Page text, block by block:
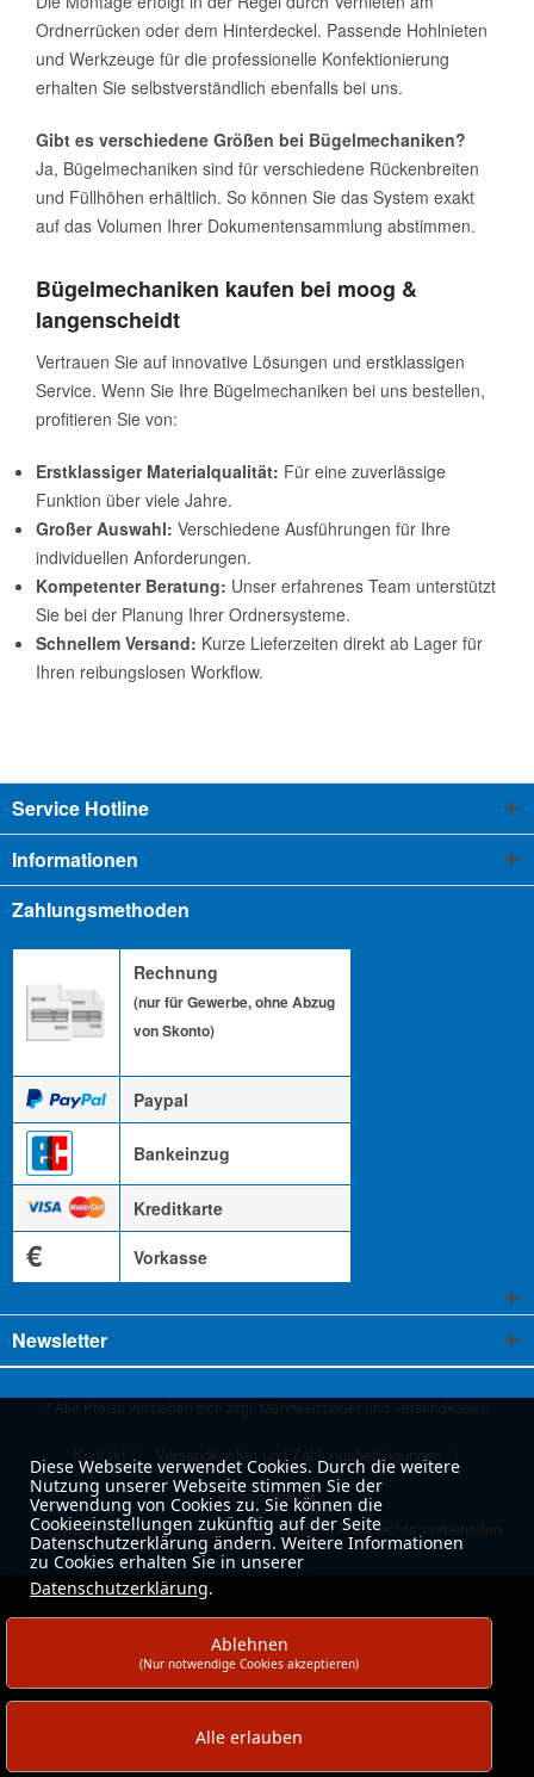
Ordnerrücken oder dem Hinterdeckel. Passende Hohlnieten
und Werkzeuge für die professionelle Konfektionierung
erhalten Sie selbstverständlich ebenfalls bei uns.
Gibt es verschiedene Größen bei Bügelmechaniken?
Ja, Bügelmechaniken sind für verschiedene Rückenbreiten
und Füllhöhen erhältlich. So können Sie das System exakt
auf das Volumen Ihrer Dokumentensammlung abstimmen.
Bügelmechaniken kaufen bei moog &
langenscheidt
Vertrauen Sie auf innovative Lösungen und erstklassigen
Service. Wenn Sie Ihre Bügelmechaniken bei uns bestellen,
profitieren Sie von:
Erstklassiger Materialqualität: Für eine zuverlässige
Funktion über viele Jahre.
Großer Auswahl: Verschiedene Ausführungen für Ihre
individuellen Anforderungen.
Kompetenter Beratung: Unser erfahrenes Team unterstützt
Sie bei der Planung Ihrer Ordnersysteme.
Schnellem Versand: Kurze Lieferzeiten direkt ab Lager für
Ihren reibungslosen Workflow.
Service Hotline
Informationen
Zahlungsmethoden
Rechnung
(nur für Gewerbe, ohne Abzug
von Skonto)
Paypal
Bankeinzug
Kreditkarte
€ Vorkasse
Newsletter
* Alle Preise verstehen sich zzgl. Mehrwertsteuer und Versandkosten
Kontakt
Versandkosten und Zahlungsbedingungen
Widerrufsrecht
Copyright © moog & langenscheidt GmbH - Alle Rechte vorbehalten
Diese Webseite verwendet Cookies. Durch die weitere
Nutzung unserer Webseite stimmen Sie der
Verwendung von Cookies zu. Sie können die
Cookieeinstellungen zukünftig auf der Seite
Datenschutzerklärung ändern. Weitere Informationen
zu Cookies erhalten Sie in unserer
Datenschutzerklärung.
Ablehnen
(Nur notwendige Cookies akzeptieren)
Alle erlauben